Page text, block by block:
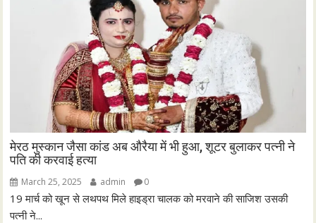
मेरठ मुस्कान जैसा कांड अब औरैया में भी हुआ, शूटर बुलाकर पत्नी ने
पति की करवाई हत्या
March 25, 2025 admin 0
19 मार्च को खून से लथपथ मिले हाइड्रा चालक को मरवाने की साजिश उसकी
पत्नी ने...